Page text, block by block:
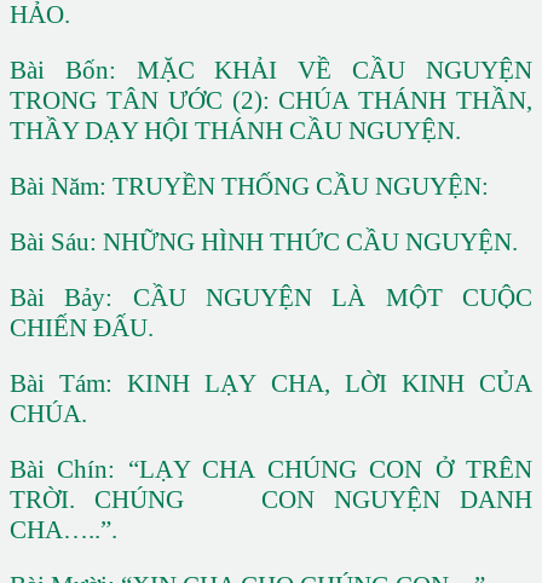
HẢO.
Bài Bốn: MẶC KHẢI VỀ CẦU NGUYỆN
TRONG TÂN ƯỚC (2): CHÚA THÁNH THẦN,
THẦY DẠY HỘI THÁNH CẦU NGUYỆN.
Bài Năm: TRUYỀN THỐNG CẦU NGUYỆN:
Bài Sáu: NHỮNG HÌNH THỨC CẦU NGUYỆN.
Bài Bảy: CẦU NGUYỆN LÀ MỘT CUỘC
CHIẾN ĐẤU.
Bài Tám: KINH LẠY CHA, LỜI KINH CỦA
CHÚA.
Bài Chín: “LẠY CHA CHÚNG CON Ở TRÊN
TRỜI. CHÚNG CON NGUYỆN DANH
CHA…..”.